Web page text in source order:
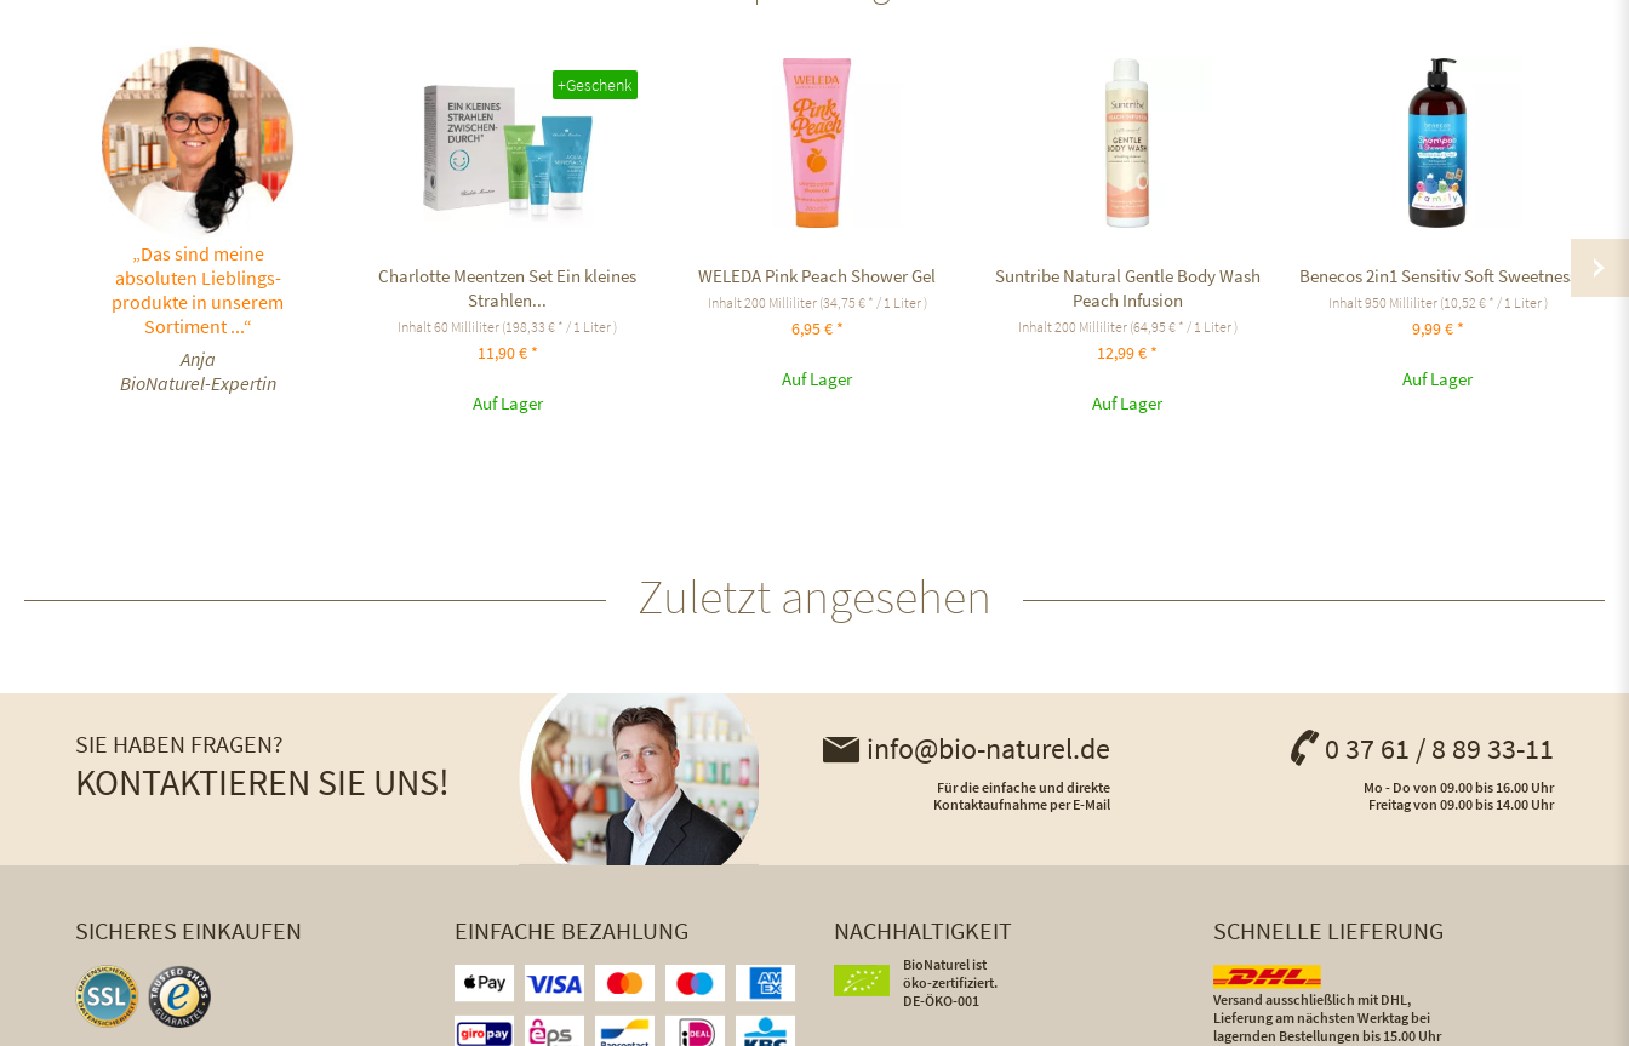
„Das sind meine
absoluten Lieblings-
produkte in unserem
Sortiment ...“
Anja
BioNaturel-Expertin
+Geschenk
Charlotte Meentzen Set Ein kleines
Strahlen...
Inhalt60 Milliliter (198,33 € * / 1 Liter )
11,90 € *
Auf Lager
WELEDA Pink Peach Shower Gel
Inhalt200 Milliliter (34,75 € * / 1 Liter )
6,95 € *
Auf Lager
Suntribe Natural Gentle Body Wash
Peach Infusion
Inhalt200 Milliliter (64,95 € * / 1 Liter )
12,99 € *
Auf Lager
Benecos 2in1 Sensitiv Soft Sweetness
Inhalt950 Milliliter (10,52 € * / 1 Liter )
9,99 € *
Auf Lager
Zuletzt angesehen
SIE HABEN FRAGEN?
KONTAKTIEREN SIE UNS!
info@bio-naturel.de
Für die einfache und direkte
Kontaktaufnahme per E-Mail
0 37 61 / 8 89 33-11
Mo - Do von 09.00 bis 16.00 Uhr
Freitag von 09.00 bis 14.00 Uhr
SICHERES EINKAUFEN EINFACHE BEZAHLUNG NACHHALTIGKEIT
BioNaturel ist
öko-zertifiziert.
DE-ÖKO-001
SCHNELLE LIEFERUNG
Versand ausschließlich mit DHL,
Lieferung am nächsten Werktag bei
lagernden Bestellungen bis 15.00 Uhr